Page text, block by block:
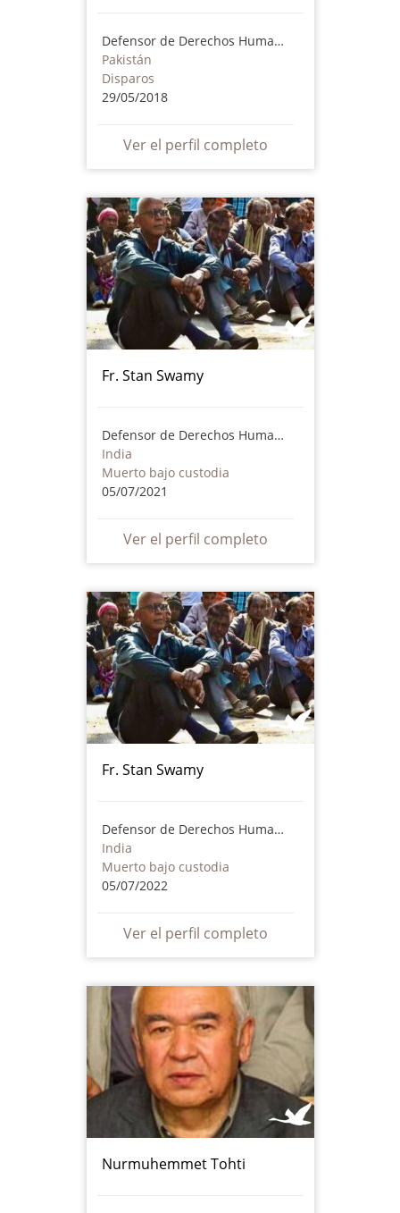
Defensor de Derechos Humanos
Pakistán
Disparos
29/05/2018
Ver el perfil completo
Fr. Stan Swamy
Defensor de Derechos Humanos
India
Muerto bajo custodia
05/07/2021
Ver el perfil completo
Fr. Stan Swamy
Defensor de Derechos Humanos
India
Muerto bajo custodia
05/07/2022
Ver el perfil completo
Nurmuhemmet Tohti